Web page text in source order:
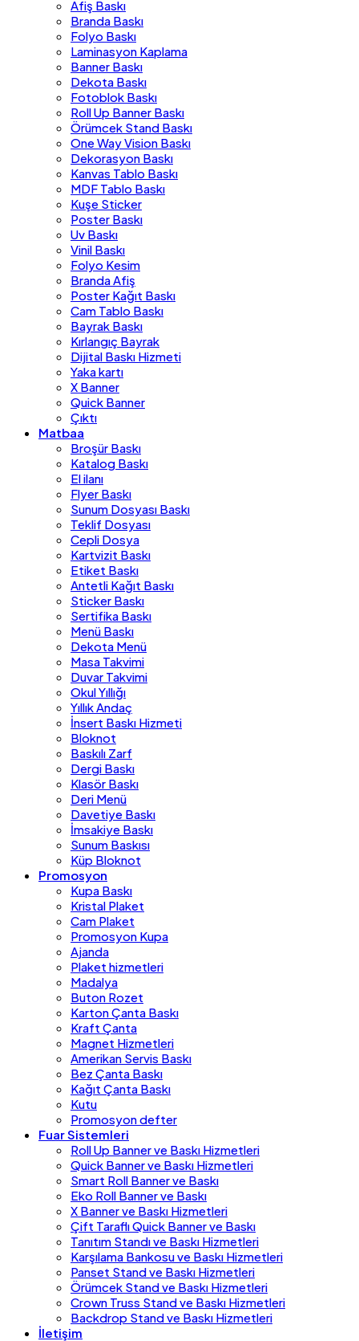
Afiş Baskı
Branda Baskı
Folyo Baskı
Laminasyon Kaplama
Banner Baskı
Dekota Baskı
Fotoblok Baskı
Roll Up Banner Baskı
Örümcek Stand Baskı
One Way Vision Baskı
Dekorasyon Baskı
Kanvas Tablo Baskı
MDF Tablo Baskı
Kuşe Sticker
Poster Baskı
Uv Baskı
Vinil Baskı
Folyo Kesim
Branda Afiş
Poster Kağıt Baskı
Cam Tablo Baskı
Bayrak Baskı
Kırlangıç Bayrak
Dijital Baskı Hizmeti
Yaka kartı
X Banner
Quick Banner
Çıktı
Matbaa
Broşür Baskı
Katalog Baskı
El ilanı
Flyer Baskı
Sunum Dosyası Baskı
Teklif Dosyası
Cepli Dosya
Kartvizit Baskı
Etiket Baskı
Antetli Kağıt Baskı
Sticker Baskı
Sertifika Baskı
Menü Baskı
Dekota Menü
Masa Takvimi
Duvar Takvimi
Okul Yıllığı
Yıllık Andaç
İnsert Baskı Hizmeti
Bloknot
Baskılı Zarf
Dergi Baskı
Klasör Baskı
Deri Menü
Davetiye Baskı
İmsakiye Baskı
Sunum Baskısı
Küp Bloknot
Promosyon
Kupa Baskı
Kristal Plaket
Cam Plaket
Promosyon Kupa
Ajanda
Plaket hizmetleri
Madalya
Buton Rozet
Karton Çanta Baskı
Kraft Çanta
Magnet Hizmetleri
Amerikan Servis Baskı
Bez Çanta Baskı
Kağıt Çanta Baskı
Kutu
Promosyon defter
Fuar Sistemleri
Roll Up Banner ve Baskı Hizmetleri
Quick Banner ve Baskı Hizmetleri
Smart Roll Banner ve Baskı
Eko Roll Banner ve Baskı
X Banner ve Baskı Hizmetleri
Çift Taraflı Quick Banner ve Baskı
Tanıtım Standı ve Baskı Hizmetleri
Karşılama Bankosu ve Baskı Hizmetleri
Panset Stand ve Baskı Hizmetleri
Örümcek Stand ve Baskı Hizmetleri
Crown Truss Stand ve Baskı Hizmetleri
Backdrop Stand ve Baskı Hizmetleri
İletişim